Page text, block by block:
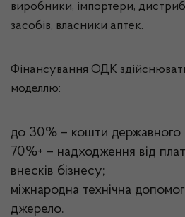
виробники, імпортери,
засобів, власники аптек.
Фінансування ОДК
моделлю:
до 30% – кошти
70%+ – надходження від
внесків бізнесу;
міжнародна технічна
джерело.